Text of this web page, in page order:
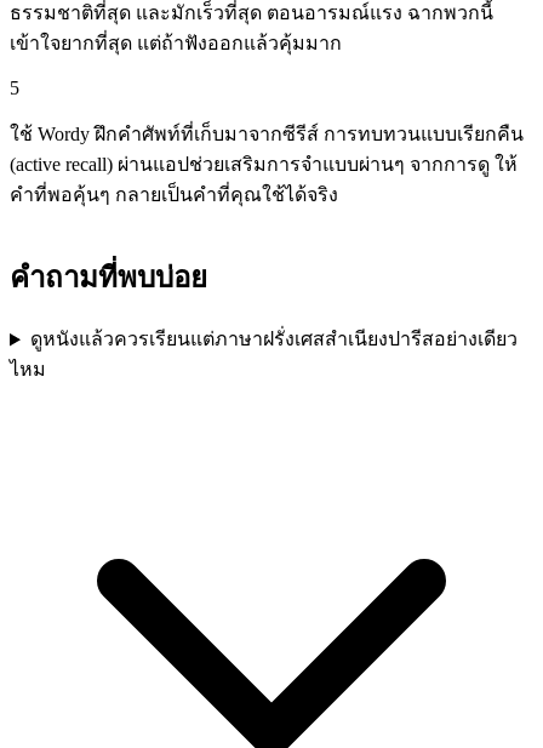
ธรรมชาติที่สุด และมักเร็วที่สุด ตอนอารมณ์แรง ฉากพวกนี้
เข้าใจยากที่สุด แต่ถ้าฟังออกแล้วคุ้มมาก
5
ใช้ Wordy ฝึกคำศัพท์ที่เก็บมาจากซีรีส์ การทบทวนแบบเรียกคืน
(active recall) ผ่านแอปช่วยเสริมการจำแบบผ่านๆ จากการดู ให้
คำที่พอคุ้นๆ กลายเป็นคำที่คุณใช้ได้จริง
คำถามที่พบบ่อย
ดูหนังแล้วควรเรียนแต่ภาษาฝรั่งเศสสำเนียงปารีสอย่างเดียว
ไหม